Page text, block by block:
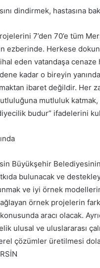
dindirmek, hastasına
7’den 70’e tüm
ezberinde. Herkese
eden vatandaşa
kadar o bireyin
ibaret değildir. Her
mutluluk
budur” ifadelerini
Büyükşehir
bulunacak ve
ve iyi örnek
örnek projelerin
konusunda aracı olacak.
ulusal ve uluslararası
çözümler üretilmesi